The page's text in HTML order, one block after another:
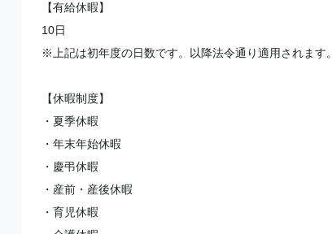
【有給休暇】
10日
※上記は初年度の日数です。以降法令通り適用されます。
【休暇制度】
・夏季休暇
・年末年始休暇
・慶弔休暇
・産前・産後休暇
・育児休暇